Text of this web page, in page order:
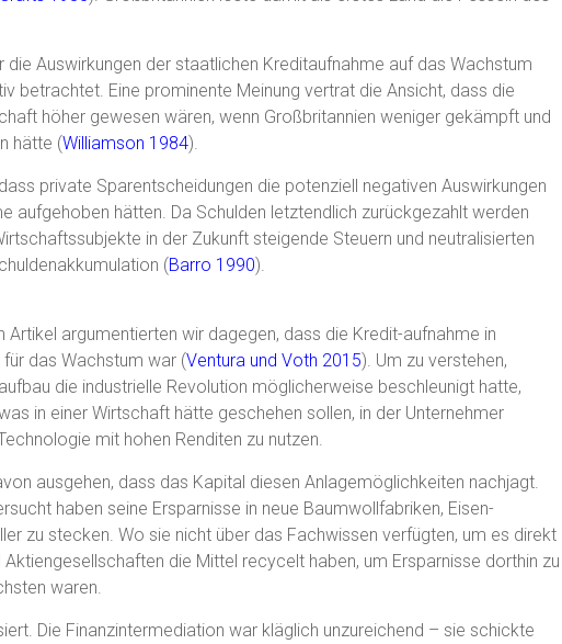
die Auswirkungen der staatlichen Kreditaufnahme auf das Wachstum
betrachtet. Eine prominente Meinung vertrat die Ansicht, dass die
höher gewesen wären, wenn Großbritannien weniger gekämpft und
hätte (Williamson 1984).
private Sparentscheidungen die potenziell negativen Auswirkungen
aufgehoben hätten. Da Schulden letztendlich zurückgezahlt werden
in der Zukunft steigende Steuern und neutralisierten
(Barro 1990).
Artikel argumentierten wir dagegen, dass die Kredit-aufnahme in
das Wachstum war (Ventura und Voth 2015). Um zu verstehen,
die industrielle Revolution möglicherweise beschleunigt hatte,
in einer Wirtschaft hätte geschehen sollen, in der Unternehmer
mit hohen Renditen zu nutzen.
ausgehen, dass das Kapital diesen Anlagemöglichkeiten nachjagt.
haben seine Ersparnisse in neue Baumwollfabriken, Eisen-
zu stecken. Wo sie nicht über das Fachwissen verfügten, um es direkt
Aktiengesellschaften die Mittel recycelt haben, um Ersparnisse dorthin zu
waren.
Die Finanzintermediation war kläglich unzureichend – sie schickte